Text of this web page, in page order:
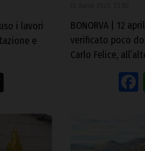
i lavori
e
BONORVA | 12
verificato poco
Carlo Felice,